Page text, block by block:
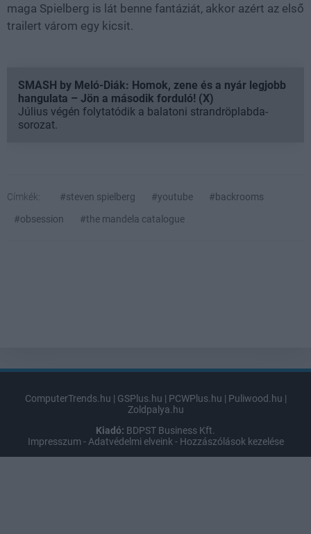
maga Spielberg is lát benne fantáziát, akkor azért az első
trailert várom egy kicsit.
SMASH by Meló-Diák: Homok, zene és a nyár legjobb
hangulata – Jön a második forduló! (X)
Július végén folytatódik a balatoni strandröplabda-
sorozat.
Címkék: #steven spielberg #youtube
#backrooms
#obsession
#the mandela catalogue
ComputerTrends.hu | GSPlus.hu | PCWPlus.hu | Puliwood.hu |
Zoldpalya.hu
Kiadó: BDPST Business Kft.
Impresszum - Adatvédelmi elveink - Hozzászólások kezelése